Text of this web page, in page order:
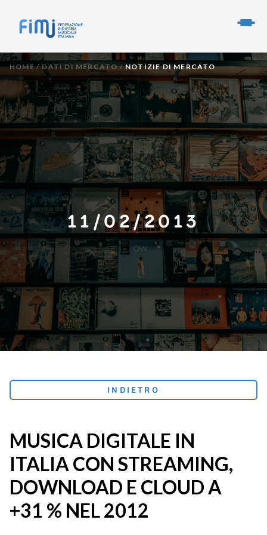
HOME/DATI DI MERCATO/NOTIZIE DI MERCATO
11/02/2013
INDIETRO
MUSICA DIGITALE IN
ITALIA CON STREAMING,
DOWNLOAD E CLOUD A
+31 % NEL 2012